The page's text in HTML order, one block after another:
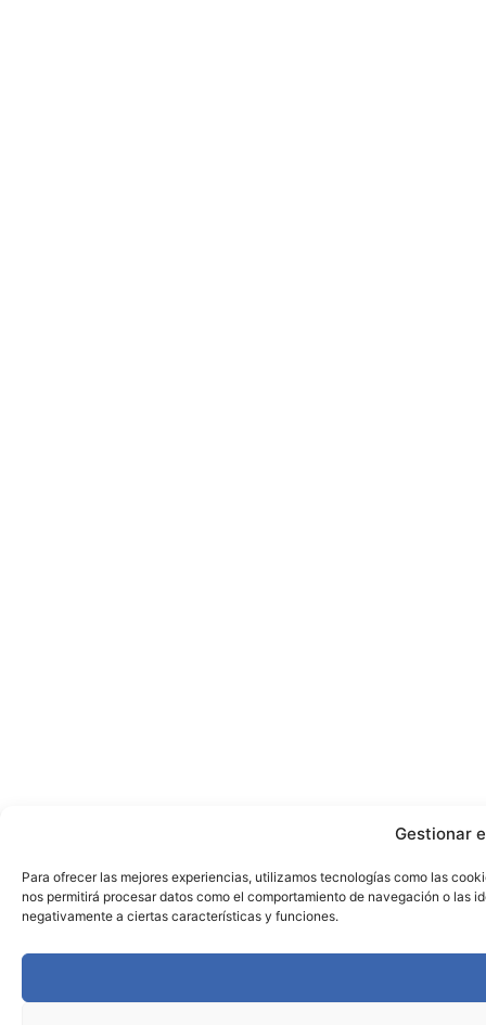
Gestionar
Para ofrecer las mejores experiencias, utilizamos tecnologías como las
nos permitirá procesar datos como el comportamiento de navegación o
negativamente a ciertas características y funciones.